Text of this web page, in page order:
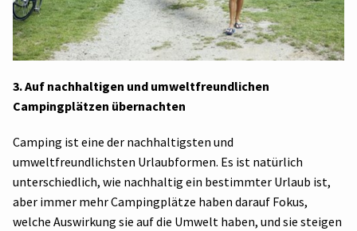
3. Auf nachhaltigen und umweltfreundlichen
Campingplätzen übernachten
Camping ist eine der nachhaltigsten und
umweltfreundlichsten Urlaubformen. Es ist natürlich
unterschiedlich, wie nachhaltig ein bestimmter Urlaub ist,
aber immer mehr Campingplätze haben darauf Fokus,
welche Auswirkung sie auf die Umwelt haben, und sie steigen